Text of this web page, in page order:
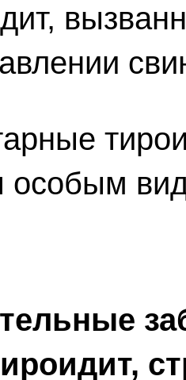
особым